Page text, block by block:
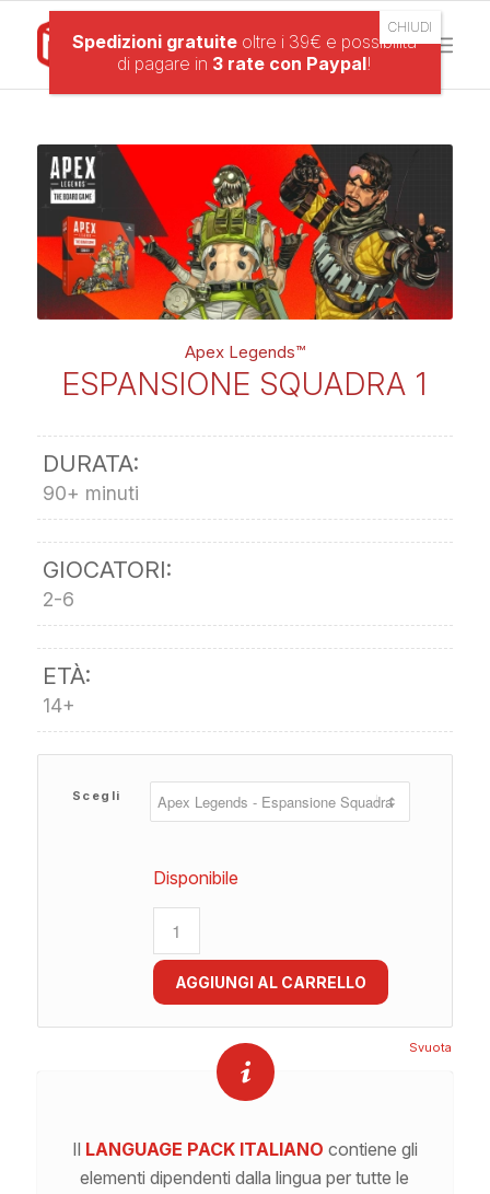
Apex Legends™️
ESPANSIONE SQUADRA 1
DURATA:
90+ minuti
GIOCATORI:
2-6
ETÀ:
14+
Scegli
Svuota
Disponibile
AGGIUNGI AL CARRELLO
Il LANGUAGE PACK ITALIANO contiene gli
elementi dipendenti dalla lingua per tutte le
Spedizioni gratuite oltre i 39€ e possibilità
di pagare in 3 rate con Paypal!